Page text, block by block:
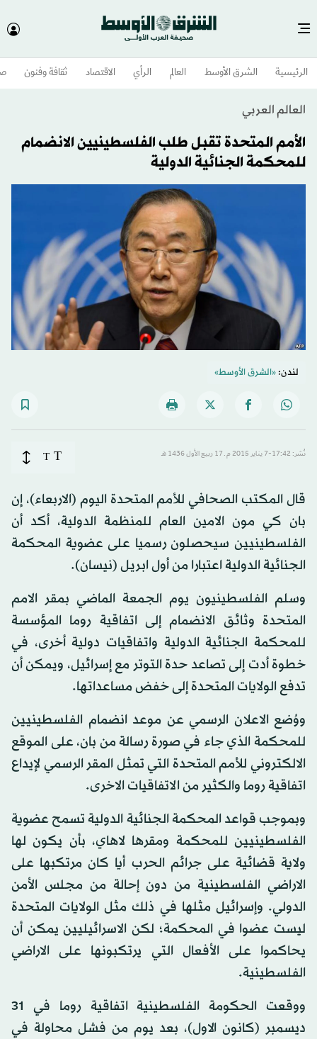
الرئيسية الشرق الأوسط​ العالم الرأي الاقتصاد ثقافة وفنون
العالم العربي
الأمم المتحدة تقبل طلب الفلسطينيين الانضمام
للمحكمة الجنائية الدولية
لندن:«الشرق الأوسط»
نُشر: 17:42-7 يناير 2015 م ـ 17 ربيع الأول 1436 هـ T
T
قال المكتب الصحافي للأمم المتحدة اليوم (الاربعاء)، إن
بان كي مون الامين العام للمنظمة الدولية، أكد أن
الفلسطينيين سيحصلون رسميا على عضوية المحكمة
الجنائية الدولية اعتبارا من أول ابريل (نيسان).
وسلم الفلسطينيون يوم الجمعة الماضي بمقر الامم
المتحدة وثائق الانضمام إلى اتفاقية روما المؤسسة
للمحكمة الجنائية الدولية واتفاقيات دولية أخرى، في
خطوة أدت إلى تصاعد حدة التوتر مع إسرائيل، ويمكن أن
تدفع الولايات المتحدة إلى خفض مساعداتها.
ووُضع الاعلان الرسمي عن موعد انضمام الفلسطينيين
للمحكمة الذي جاء في صورة رسالة من بان، على الموقع
الالكتروني للأمم المتحدة التي تمثل المقر الرسمي لإيداع
اتفاقية روما والكثير من الاتفاقيات الاخرى.
وبموجب قواعد المحكمة الجنائية الدولية تسمح عضوية
الفلسطينيين للمحكمة ومقرها لاهاي، بأن يكون لها
ولاية قضائية على جرائم الحرب أيا كان مرتكبها على
الاراضي الفلسطينية من دون إحالة من مجلس الأمن
الدولي. وإسرائيل مثلها في ذلك مثل الولايات المتحدة
ليست عضوا في المحكمة؛ لكن الاسرائيليين يمكن أن
يحاكموا على الأفعال التي يرتكبونها على الاراضي
الفلسطينية.
ووقعت الحكومة الفلسطينية اتفاقية روما في 31
ديسمبر (كانون الاول)، بعد يوم من فشل محاولة في